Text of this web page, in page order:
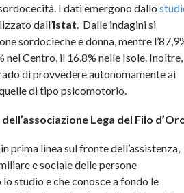
I dati emergono dallo
dall’Istat. Dalle indagini si
sordocieche è donna, mentre
nel Centro, il 16,8% nelle Isole. Inoltre,
di provvedere autonomamente ai
di tipo psicomotorio.
Lega del Filo
prima linea sul fronte dell’assistenza,
e sociale delle persone
lo studio e che conosce a fondo le